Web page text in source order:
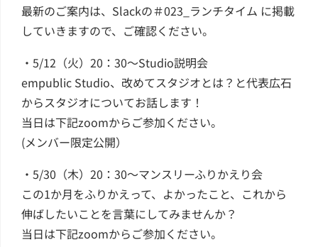
最新のご案内は、Slackの＃023_ランチタイム に掲載
していきますので、ご確認ください。
・5/12（火）20：30～Studio説明会
empublic Studio、改めてスタジオとは？と代表広石
からスタジオについてお話します！
当日は下記zoomからご参加ください。
(メンバー限定公開）
・5/30（木）20：30～マンスリーふりかえり会
この1か月をふりかえって、よかったこと、これから
伸ばしたいことを言葉にしてみませんか？
当日は下記zoomからご参加ください。